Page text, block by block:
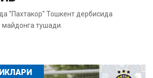
"Пахтакор" Тошкент дербисида
тушади.